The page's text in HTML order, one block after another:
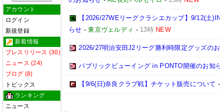
アカウント
ログイン
新規登録
新着情報
プレスリリース (30)
ニュース (24)
ブログ (8)
トピックス
ランキング
ニュース
【2026/27WEリーグクラシエカップ】9/12(土
らせ -東京ヴェルディ - 13時 NEW
2026/27明治安田J2リーグ勝利時限定グッズの
パブリックビューイング in PONTO開催のお知
【9/6(日)奈良クラブ戦】チケット販売について